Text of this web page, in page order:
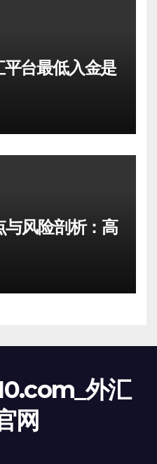
台最低入金是
风险剖析：高
外汇
网